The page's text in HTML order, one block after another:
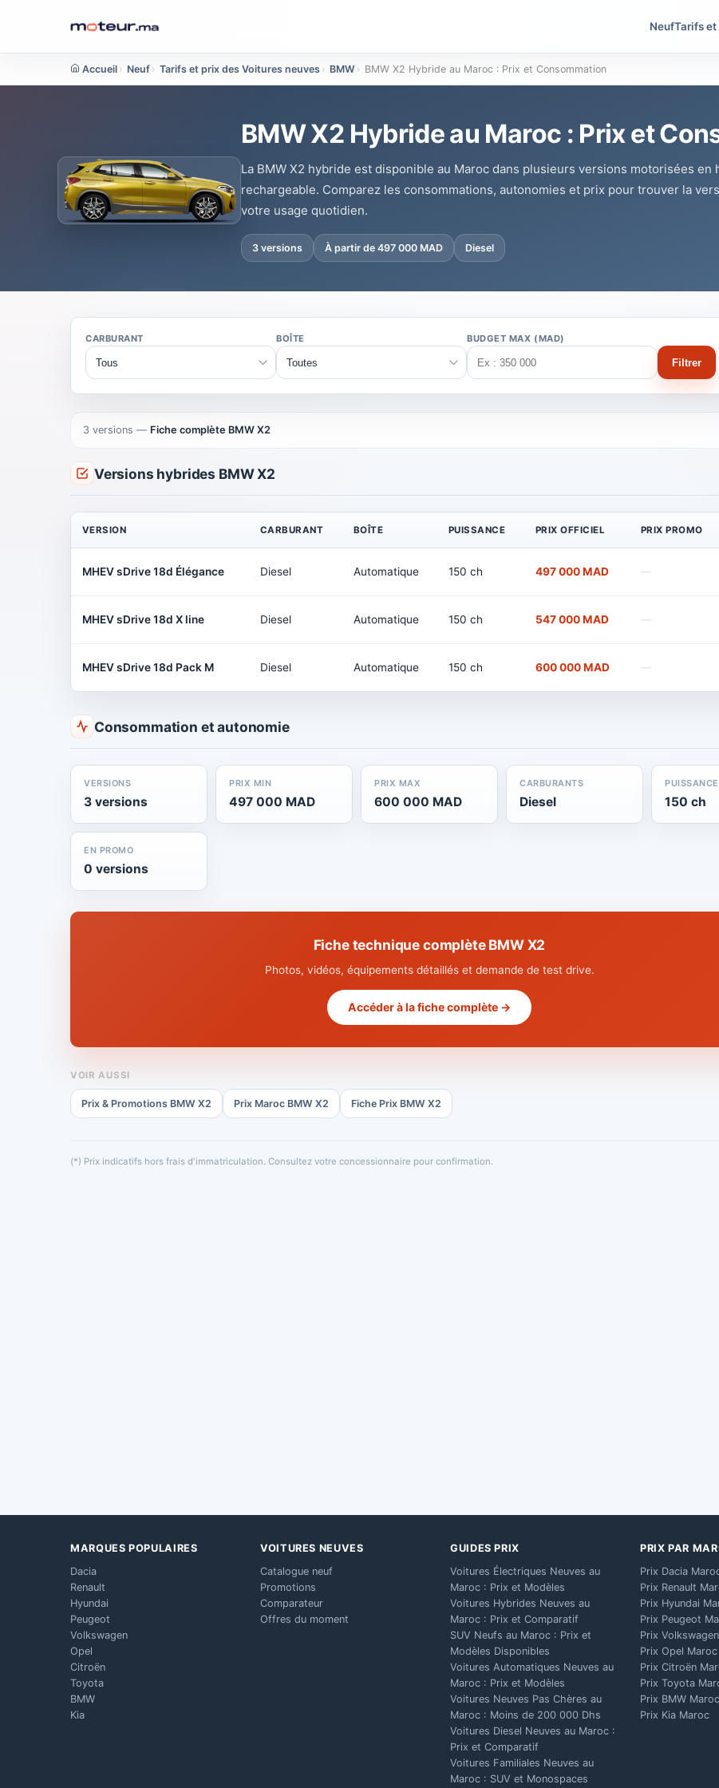
NeufTarifs et
Accueil › Neuf › Tarifs et prix des Voitures neuves › BMW › BMW X2 Hybride au Maroc : Prix et Consommation
BMW X2 Hybride au Maroc : Prix et
La BMW X2 hybride est disponible au Maroc dans plusieurs versions motorisées en
rechargeable. Comparez les consommations, autonomies et prix pour trouver la
votre usage quotidien.
3 versions À partir de 497 000 MAD Diesel
CARBURANT BOÎTE BUDGET MAX (MAD)
Filtrer
3 versions — Fiche complète BMW X2
Versions hybrides BMW X2
VERSION CARBURANT BOÎTE PUISSANCE PRIX OFFICIEL PRIX PROMO
MHEV sDrive 18d Élégance Diesel Automatique 150 ch 497 000 MAD —
MHEV sDrive 18d X line Diesel Automatique 150 ch 547 000 MAD —
MHEV sDrive 18d Pack M Diesel Automatique 150 ch 600 000 MAD —
Consommation et autonomie
VERSIONS
3 versions
PRIX MIN
497 000 MAD
PRIX MAX
600 000 MAD
CARBURANTS
Diesel 150 ch
EN PROMO
0 versions
Fiche technique complète BMW X2
Photos, vidéos, équipements détaillés et demande de test drive.
Accéder à la fiche complète →
VOIR AUSSI
Prix & Promotions BMW X2 Prix Maroc BMW X2 Fiche Prix BMW X2
(*) Prix indicatifs hors frais d'immatriculation. Consultez votre concessionnaire pour confirmation.
MARQUES POPULAIRES
Dacia
Renault
Hyundai
Peugeot
Volkswagen
Opel
Citroën
Toyota
BMW
Kia
VOITURES NEUVES
Catalogue neuf
Promotions
Comparateur
Offres du moment
GUIDES PRIX
Voitures Électriques Neuves au
Maroc : Prix et Modèles
Voitures Hybrides Neuves au
Maroc : Prix et Comparatif
SUV Neufs au Maroc : Prix et
Modèles Disponibles
Voitures Automatiques Neuves au
Maroc : Prix et Modèles
Voitures Neuves Pas Chères au
Maroc : Moins de 200 000 Dhs
Voitures Diesel Neuves au Maroc :
Prix et Comparatif
Voitures Familiales Neuves au
Maroc : SUV et Monospaces
PRIX PAR
Prix Dacia
Prix Renault
Prix Hyundai
Prix Peugeot
Prix
Prix Opel Maroc
Prix Citroën
Prix Toyota
Prix BMW Maroc
Prix Kia Maroc